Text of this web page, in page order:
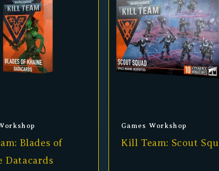
Blades of
Datacards
Anbieter:
Games Workshop
Kill Team: Scout